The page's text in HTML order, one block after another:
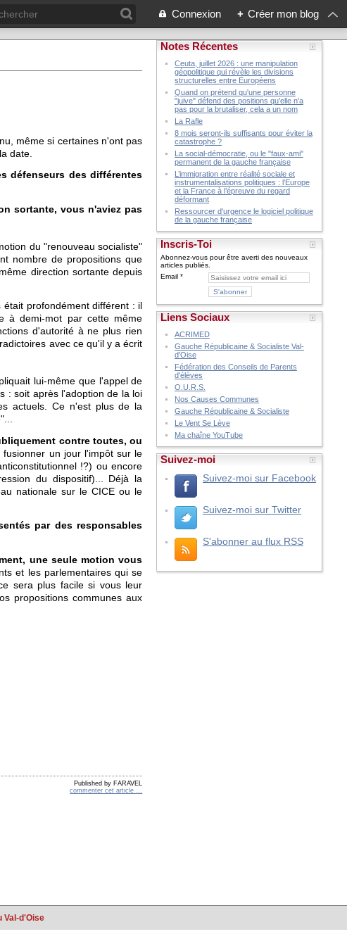
Connexion + Créer mon blog
même si certaines n'ont pas
date.
défenseurs des différentes
sortante, vous n'aviez pas
du "renouveau socialiste"
nombre de propositions que
direction sortante depuis
profondément différent : il
à demi-mot par cette même
d'autorité à ne plus rien
avec ce qu'il y a écrit
lui-même que l'appel de
: soit après l'adoption de la loi
actuels. Ce n'est plus de la
contre toutes, ou
un jour l'impôt sur le
!?) ou encore
du dispositif)... Déjà la
nationale sur le CICE ou le
par des responsables
une seule motion vous
et les parlementaires qui se
sera plus facile si vous leur
propositions communes aux
Published by FARAVEL
commenter cet article
Notes Récentes
Ceuta, juillet 2026 : une manipulation
géopolitique qui révèle les divisions
structurelles entre Européens
Quand on prétend qu'une personne
"juive" défend des positions qu'elle n'a
pas pour la brutaliser, cela a un nom
La Rafle
8 mois seront-ils suffisants pour éviter la
catastrophe ?
La social-démocratie, ou le "faux-ami"
permanent de la gauche française
L’immigration entre réalité sociale et
instrumentalisations politiques : l’Europe
et la France à l’épreuve du regard
déformant
Ressourcer d'urgence le logiciel politique
de la gauche française
Inscris-Toi
Abonnez-vous pour être averti des nouveaux
articles publiés.
Email
Liens Sociaux
ACRIMED
Gauche Républicaine & Socialiste Val-
d'Oise
Fédération des Conseils de Parents
d'élèves
O.U.R.S.
Nos Causes Communes
Gauche Républicaine & Socialiste
Le Vent Se Lève
Ma chaîne YouTube
Suivez-moi
Suivez-moi sur Facebook
Suivez-moi sur Twitter
S'abonner au flux RSS
Val-d'Oise